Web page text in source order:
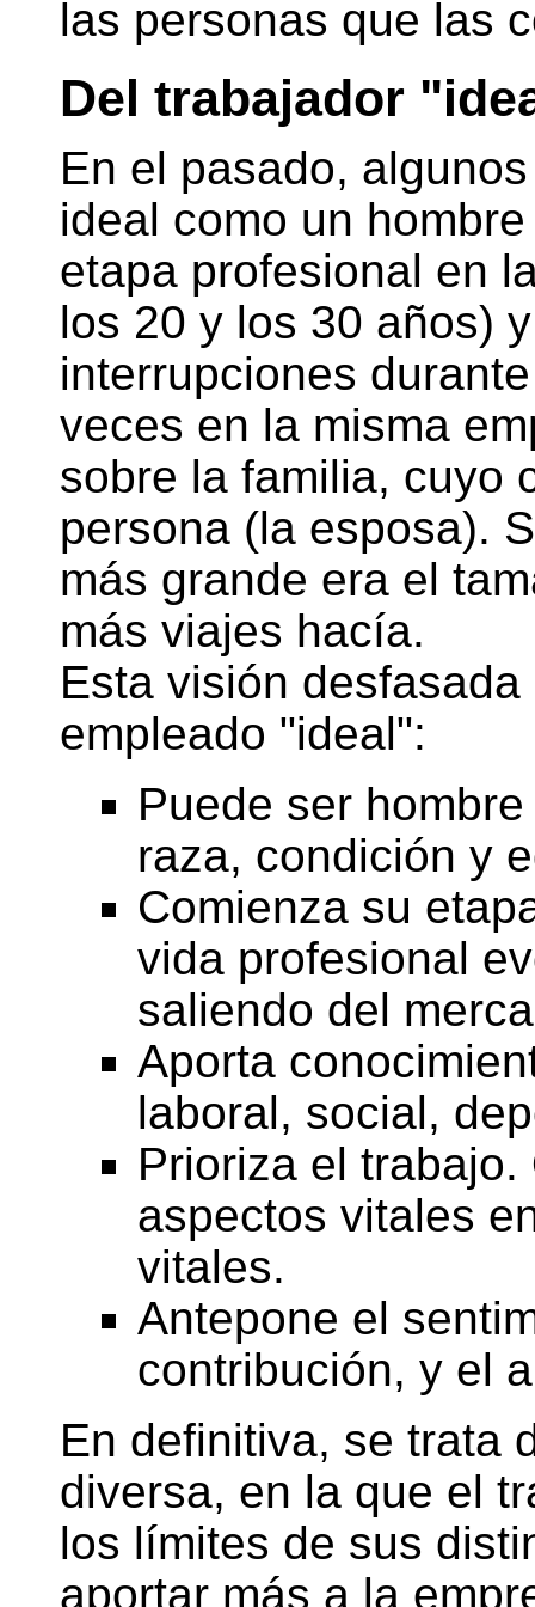
las personas que las
Del trabajador
En el pasado,
ideal como un
etapa profesional en
los 20 y los 30 años)
interrupciones
veces en la misma
sobre la familia, cuyo
persona (la esposa).
más grande era el
más viajes hacía.
Esta visión
empleado "ideal":
Puede ser
raza, condición y
Comienza su
vida profesional
saliendo del
Aporta
laboral, social,
Prioriza el
aspectos vitales
vitales.
Antepone el
contribución, y el
En definitiva, se trata
diversa, en la que el
los límites de sus
aportar más a la